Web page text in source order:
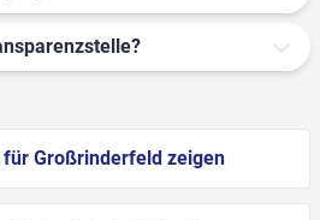
für Großrinderfeld zeigen